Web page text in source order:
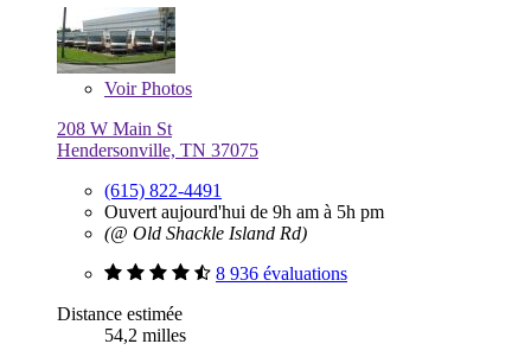
VoirPhotos
208 W Main St
Hendersonville, TN 37075
(615) 822-4491
Ouvert aujourd'hui de 9h am à 5h pm
(@ Old Shackle Island Rd)
8 936 évaluations
Distance estimée
54,2 milles